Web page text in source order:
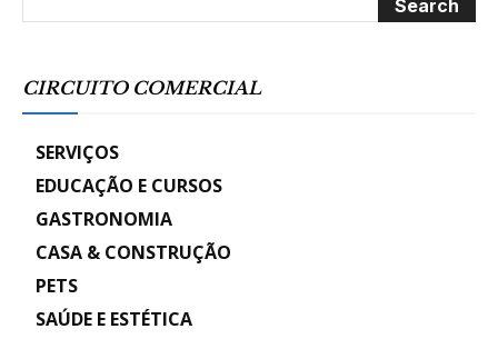
CIRCUITO COMERCIAL
SERVIÇOS
EDUCAÇÃO E CURSOS
GASTRONOMIA
CASA & CONSTRUÇÃO
PETS
SAÚDE E ESTÉTICA